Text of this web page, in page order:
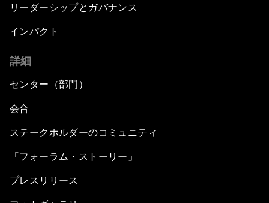
リーダーシップとガバナンス
インパクト
詳細
センター（部門）
会合
ステークホルダーのコミュニティ
「フォーラム・ストーリー」
プレスリリース